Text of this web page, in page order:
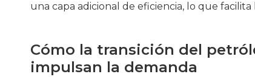
una capa adicional de eficiencia, lo que
Cómo la transición del
impulsan la demanda